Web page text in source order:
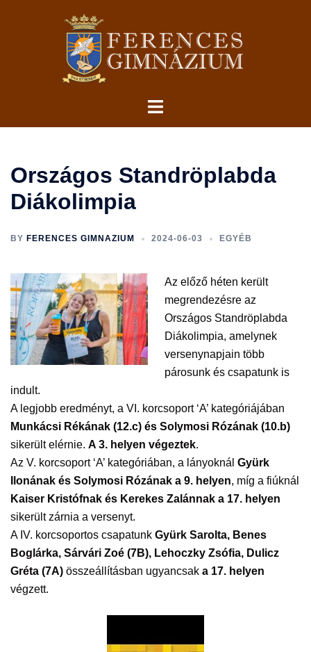
Toggle
Országos Standröplabda
Diákolimpia
BY FERENCES GIMNAZIUM 2024-06-03 EGYÉB
Az előző héten került
megrendezésre az
Országos Standröplabda
Diákolimpia, amelynek
versenynapjain több
párosunk és csapatunk is
indult.
A legjobb eredményt, a VI. korcsoport ‘A’ kategóriájában
Munkácsi Rékának (12.c) és Solymosi Rózának (10.b)
sikerült elérnie. A 3. helyen végeztek.
Az V. korcsoport ‘A’ kategóriában, a lányoknál Gyürk
Ilonának és Solymosi Rózának a 9. helyen, míg a fiúknál
Kaiser Kristófnak és Kerekes Zalánnak a 17. helyen
sikerült zárnia a versenyt.
A IV. korcsoportos csapatunk Gyürk Sarolta, Benes
Boglárka, Sárvári Zoé (7B), Lehoczky Zsófia, Dulicz
Gréta (7A) összeállításban ugyancsak a 17. helyen
végzett.